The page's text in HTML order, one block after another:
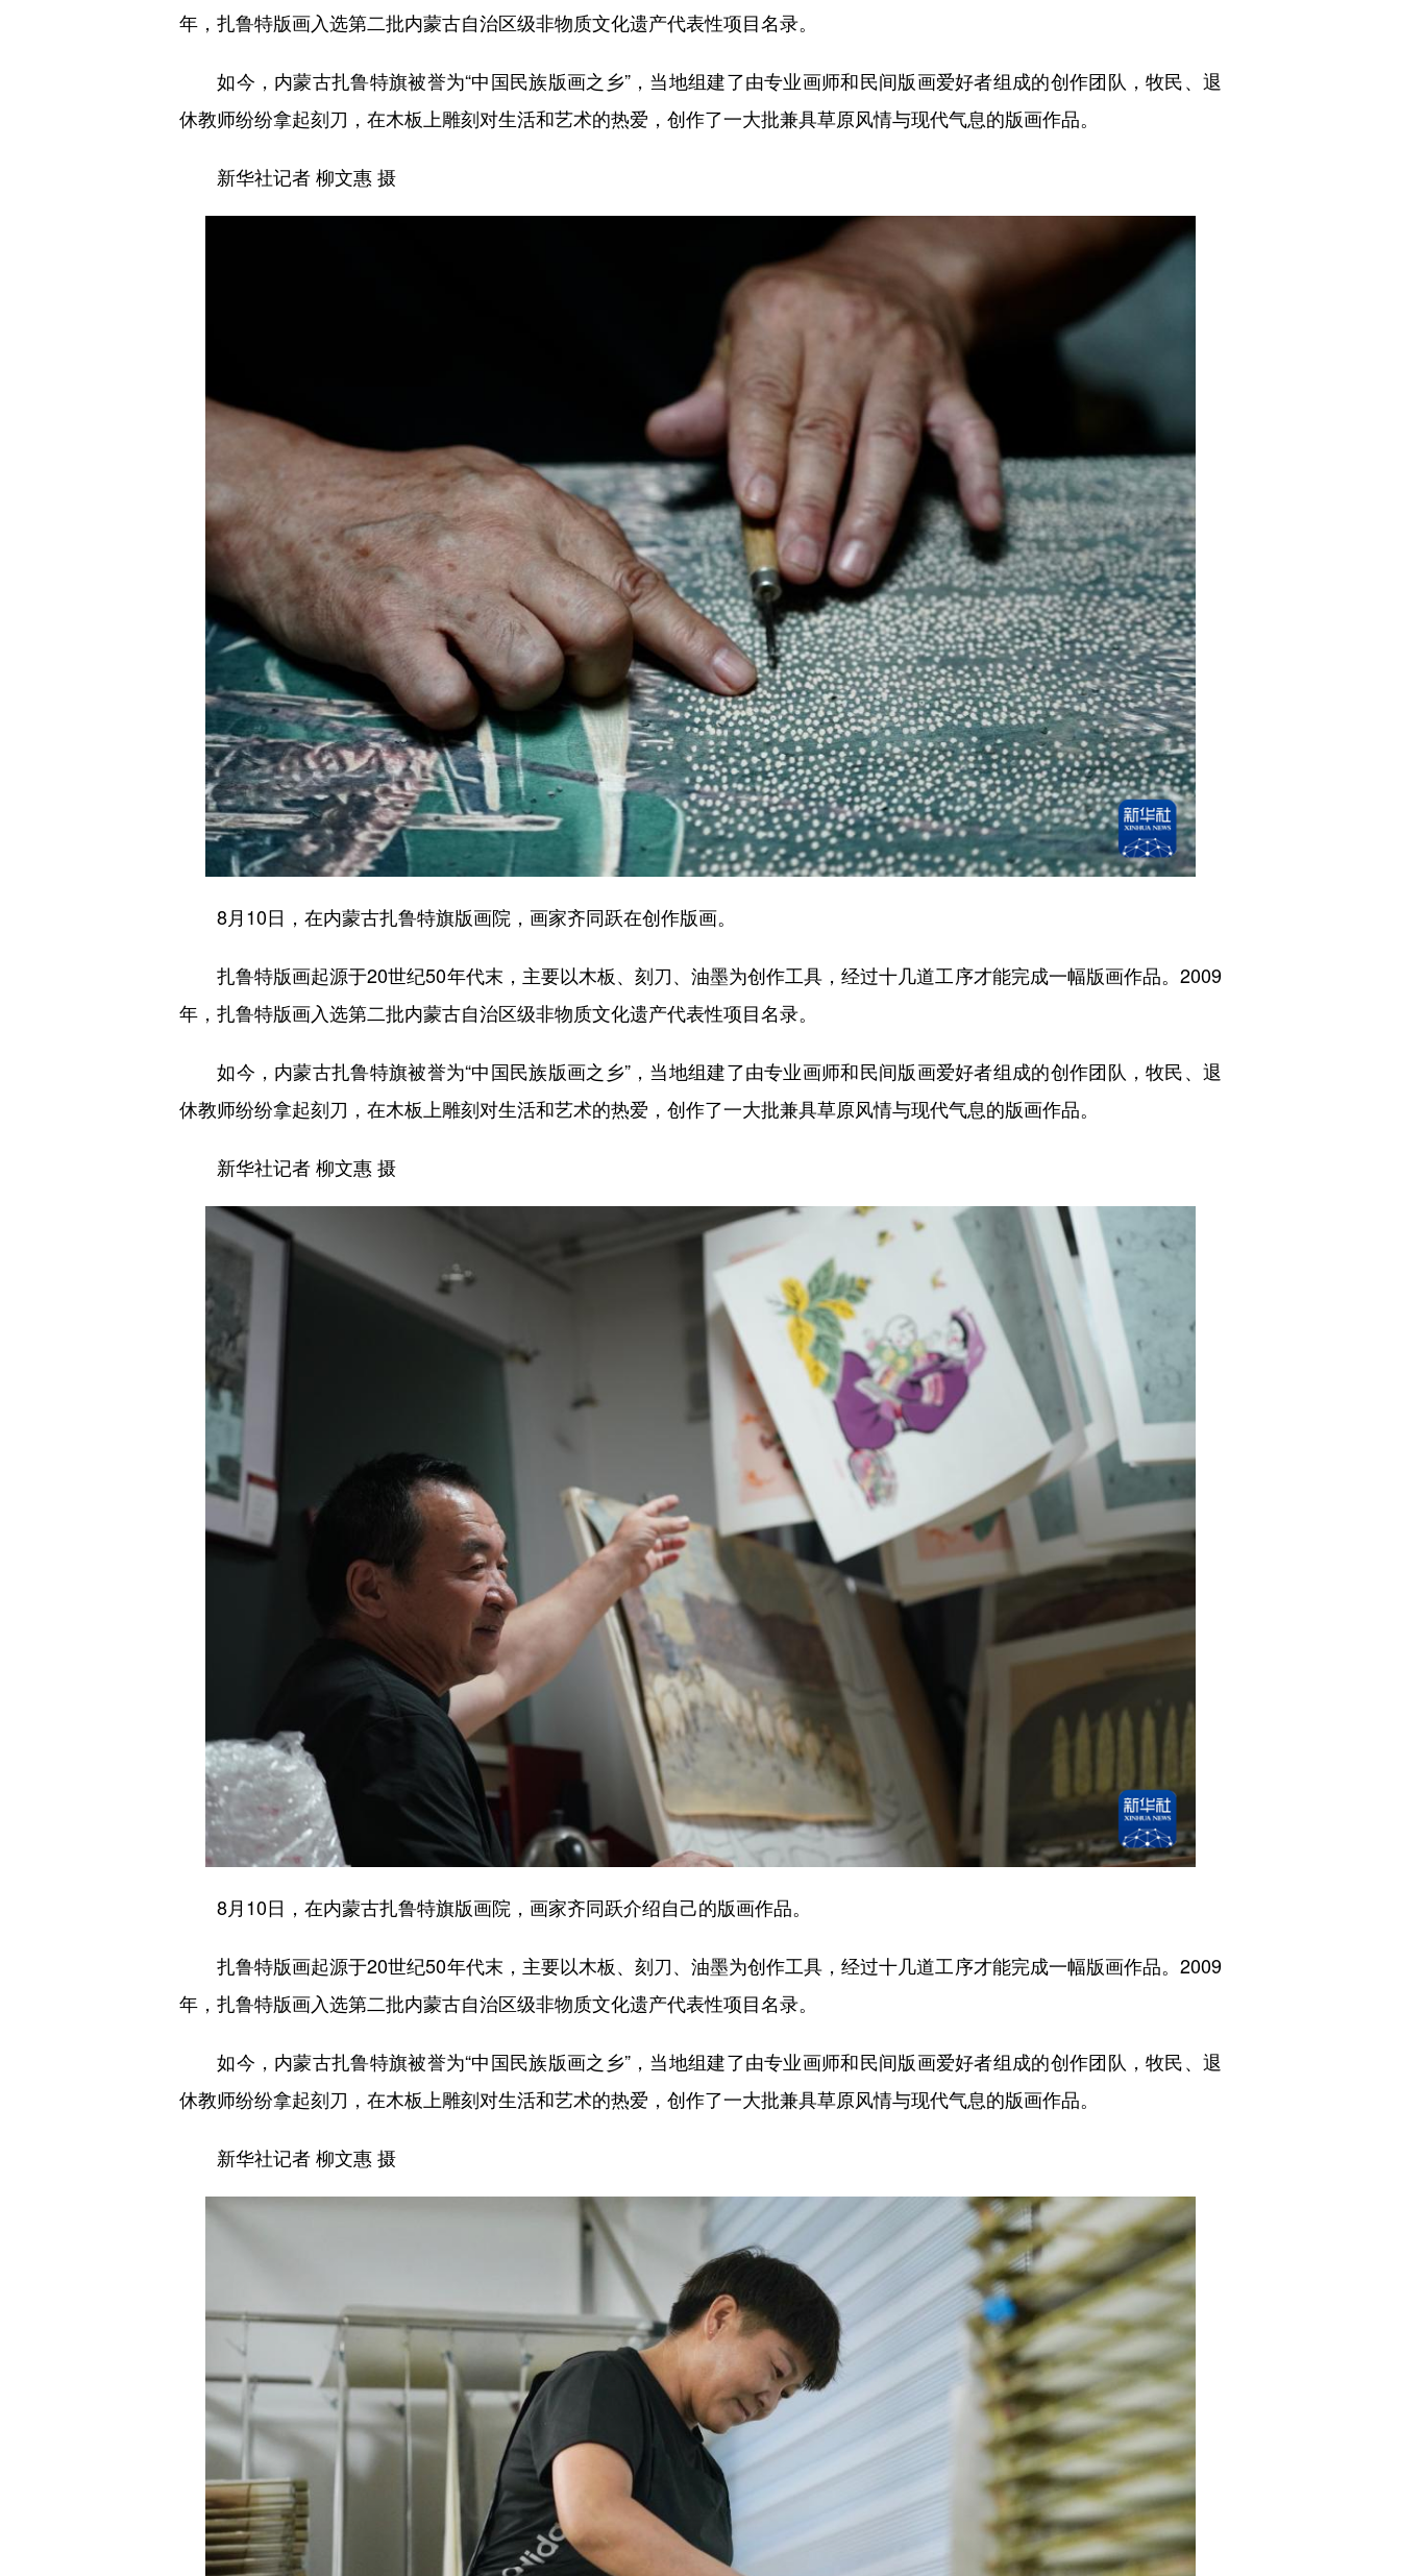
年，扎鲁特版画入选第二批内蒙古自治区级非物质文化遗产代表性项目名录。
如今，内蒙古扎鲁特旗被誉为“中国民族版画之乡”，当地组建了由专业画师和民间版画爱好者组成的创作团队，牧民、退
休教师纷纷拿起刻刀，在木板上雕刻对生活和艺术的热爱，创作了一大批兼具草原风情与现代气息的版画作品。
新华社记者 柳文惠 摄
8月10日，在内蒙古扎鲁特旗版画院，画家齐同跃在创作版画。
扎鲁特版画起源于20世纪50年代末，主要以木板、刻刀、油墨为创作工具，经过十几道工序才能完成一幅版画作品。2009
年，扎鲁特版画入选第二批内蒙古自治区级非物质文化遗产代表性项目名录。
如今，内蒙古扎鲁特旗被誉为“中国民族版画之乡”，当地组建了由专业画师和民间版画爱好者组成的创作团队，牧民、退
休教师纷纷拿起刻刀，在木板上雕刻对生活和艺术的热爱，创作了一大批兼具草原风情与现代气息的版画作品。
新华社记者 柳文惠 摄
8月10日，在内蒙古扎鲁特旗版画院，画家齐同跃介绍自己的版画作品。
扎鲁特版画起源于20世纪50年代末，主要以木板、刻刀、油墨为创作工具，经过十几道工序才能完成一幅版画作品。2009
年，扎鲁特版画入选第二批内蒙古自治区级非物质文化遗产代表性项目名录。
如今，内蒙古扎鲁特旗被誉为“中国民族版画之乡”，当地组建了由专业画师和民间版画爱好者组成的创作团队，牧民、退
休教师纷纷拿起刻刀，在木板上雕刻对生活和艺术的热爱，创作了一大批兼具草原风情与现代气息的版画作品。
新华社记者 柳文惠 摄